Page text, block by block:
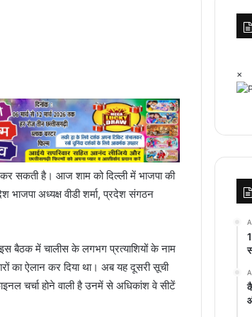
सकती है। आज शाम को दिल्ली में भाजपा की
भाजपा अध्यक्ष वीडी शर्मा, प्रदेश संगठन
इस बैठक में चालीस के लगभग प्रत्याशियों के नाम
का ऐलान कर दिया था। अब यह दूसरी सूची
चर्चा होने वाली है उनमें से अधिकांश वे सीटें
×